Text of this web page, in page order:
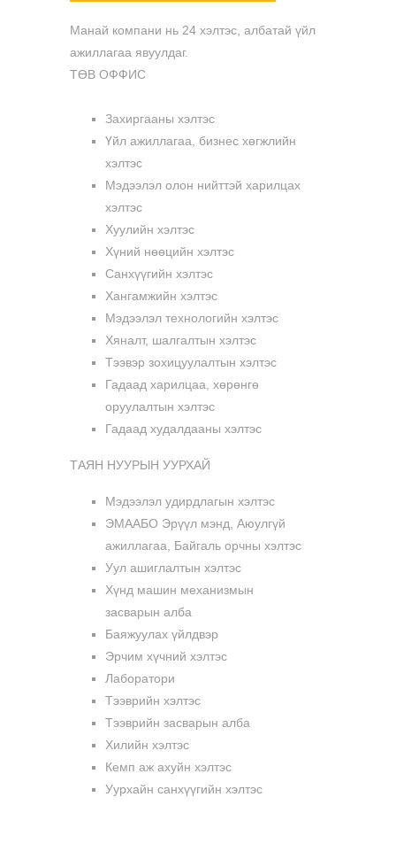
Манай компани нь 24 хэлтэс, албатай үйл
ажиллагаа явуулдаг.
ТӨВ ОФФИС
Захиргааны хэлтэс
Үйл ажиллагаа, бизнес хөгжлийн
хэлтэс
Мэдээлэл олон нийттэй харилцах
хэлтэс
Хуулийн хэлтэс
Хүний нөөцийн хэлтэс
Санхүүгийн хэлтэс
Хангамжийн хэлтэс
Мэдээлэл технологийн хэлтэс
Хяналт, шалгалтын хэлтэс
Тээвэр зохицуулалтын хэлтэс
Гадаад харилцаа, хөрөнгө
оруулалтын хэлтэс
Гадаад худалдааны хэлтэс
ТАЯН НУУРЫН УУРХАЙ
Мэдээлэл удирдлагын хэлтэс
ЭМААБО Эрүүл мэнд, Аюулгүй
ажиллагаа, Байгаль орчны хэлтэс
Уул ашиглалтын хэлтэс
Хүнд машин механизмын
засварын алба
Баяжуулах үйлдвэр
Эрчим хүчний хэлтэс
Лаборатори
Тээврийн хэлтэс
Тээврийн засварын алба
Хилийн хэлтэс
Кемп аж ахуйн хэлтэс
Уурхайн санхүүгийн хэлтэс